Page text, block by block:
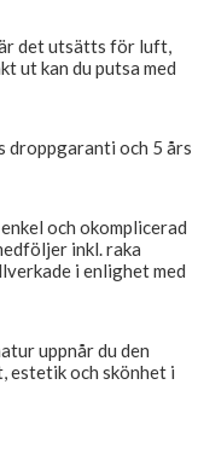
det utsätts för luft,
ut kan du putsa med
droppgaranti och 5 års
och okomplicerad
inkl. raka
i enlighet med
uppnår du den
estetik och skönhet i